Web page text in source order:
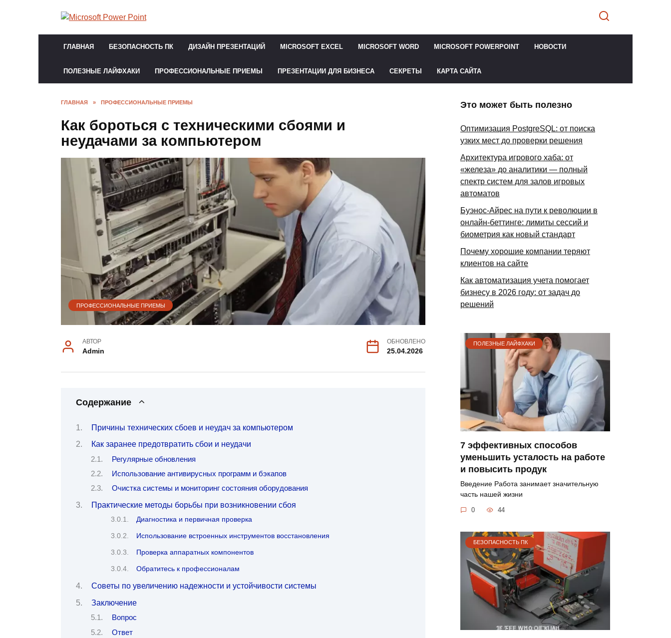
ГЛАВНАЯ БЕЗОПАСНОСТЬ ПК ДИЗАЙН ПРЕЗЕНТАЦИЙ MICROSOFT EXCEL MICROSOFT WORD MICROSOFT POWERPOINT НОВОСТИ
ПОЛЕЗНЫЕ ЛАЙФХАКИ ПРОФЕССИОНАЛЬНЫЕ ПРИЕМЫ ПРЕЗЕНТАЦИИ ДЛЯ БИЗНЕСА СЕКРЕТЫ КАРТА САЙТА
ГЛАВНАЯ » ПРОФЕССИОНАЛЬНЫЕ ПРИЕМЫ
Как бороться с техническими сбоями и
неудачами за компьютером
ПРОФЕССИОНАЛЬНЫЕ ПРИЕМЫ
АВТОР
Admin
ОБНОВЛЕНО
25.04.2026
Содержание
Причины технических сбоев и неудач за компьютером
Как заранее предотвратить сбои и неудачи
Регулярные обновления
Использование антивирусных программ и бэкапов
Очистка системы и мониторинг состояния оборудования
Практические методы борьбы при возникновении сбоя
Диагностика и первичная проверка
Использование встроенных инструментов восстановления
Проверка аппаратных компонентов
Обратитесь к профессионалам
Советы по увеличению надежности и устойчивости системы
Заключение
Вопрос
Ответ
Это может быть полезно
Оптимизация PostgreSQL: от поиска
узких мест до проверки решения
Архитектура игрового хаба: от
«железа» до аналитики — полный
спектр систем для залов игровых
автоматов
Буэнос-Айрес на пути к революции в
онлайн-беттинге: лимиты сессий и
биометрия как новый стандарт
Почему хорошие компании теряют
клиентов на сайте
Как автоматизация учета помогает
бизнесу в 2026 году: от задач до
решений
ПОЛЕЗНЫЕ ЛАЙФХАКИ
7 эффективных способов
уменьшить усталость на работе
и повысить продук
Введение Работа занимает значительную
часть нашей жизни
0 44
БЕЗОПАСНОСТЬ ПК